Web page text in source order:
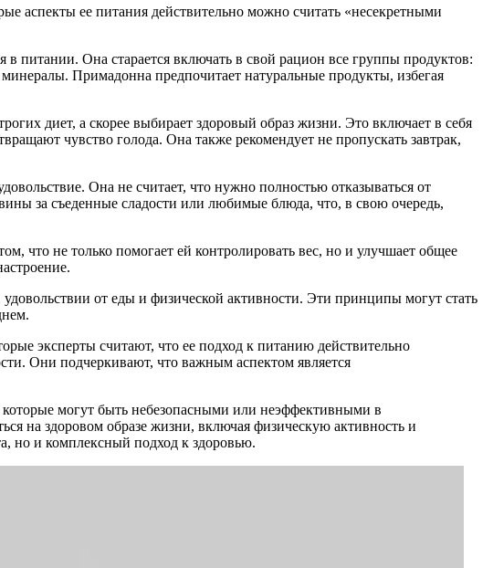
аспекты ее питания действительно можно считать «несекретными
в питании. Она старается включать в свой рацион все группы продуктов:
Примадонна предпочитает натуральные продукты, избегая
диет, а скорее выбирает здоровый образ жизни. Это включает в себя
чувство голода. Она также рекомендует не пропускать завтрак,
Она не считает, что нужно полностью отказываться от
за съеденные сладости или любимые блюда, что, в свою очередь,
что не только помогает ей контролировать вес, но и улучшает общее
от еды и физической активности. Эти принципы могут стать
эксперты считают, что ее подход к питанию действительно
Они подчеркивают, что важным аспектом является
могут быть небезопасными или неэффективными в
на здоровом образе жизни, включая физическую активность и
но и комплексный подход к здоровью.